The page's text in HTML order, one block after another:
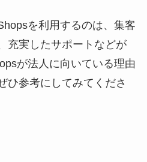
を利用するのは、集客
充実したサポートなどが
が法人に向いている理由
ひ参考にしてみてくださ